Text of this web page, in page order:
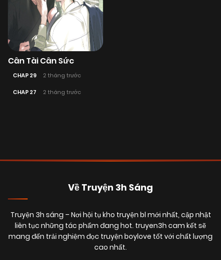
Cân Tài Cân Sức
CHAP 29 2 tháng trước
CHAP 27 2 tháng trước
Về Truyện 3h Sáng
Truyện 3h sáng – Nơi hội tụ kho truyện bl mới nhất, cập nhật
liên tục những tác phẩm đang hot. truyen3h cam kết sẽ
mang đến trải nghiệm đọc truyện boylove tốt với chất lượng
cao nhất.